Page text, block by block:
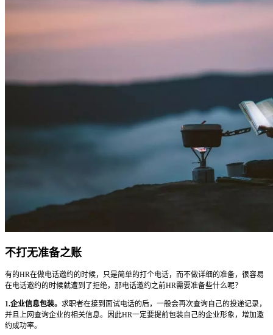
不打无准备之账
有的HR在做电话邀约的时候，只是简单的打个电话，而不做详细的准备，很容易
在电话邀约的时候就遭到了拒绝，那电话邀约之前HR需要准备些什么呢？
1.企业信息包装。 求职者在接到面试电话的后，一般会再次查询自己的投递记录，
并且上网查询企业的相关信息。因此HR一定要提前包装自己的企业形象，增加邀
约成功率。